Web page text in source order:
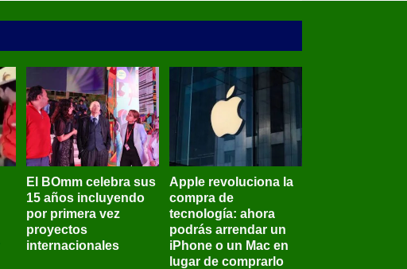
El BOmm celebra sus
15 años incluyendo
por primera vez
proyectos
internacionales
Apple revoluciona la
compra de
tecnología: ahora
podrás arrendar un
iPhone o un Mac en
lugar de comprarlo